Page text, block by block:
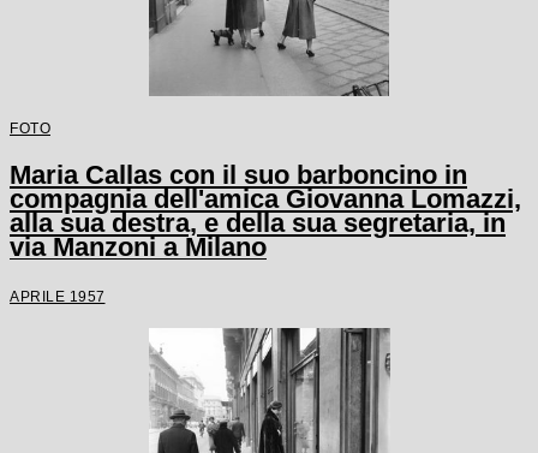
FOTO
Maria Callas con il suo barboncino in
compagnia dell'amica Giovanna Lomazzi,
alla sua destra, e della sua segretaria, in
via Manzoni a Milano
APRILE 1957